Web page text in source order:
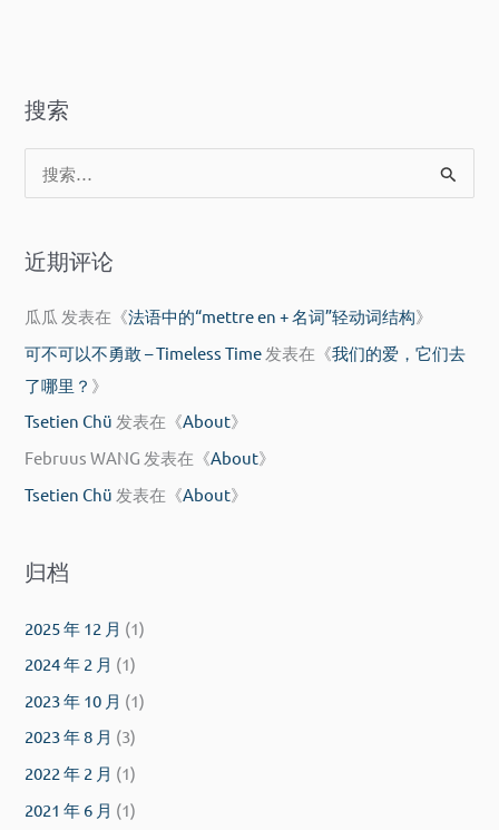
Me
搜索
索
近期评论
瓜瓜 发表在《法语中的“mettre en + 名词”轻动词结构》
可不可以不勇敢 – Timeless Time 发表在《我们的爱，它们去
了哪里？ 》
Tsetien Chü 发表在《About》
Februus WANG 发表在《About》
Tsetien Chü 发表在《About》
归档
2025 年 12 月 (1)
2024 年 2 月 (1)
2023 年 10 月 (1)
2023 年 8 月 (3)
2022 年 2 月 (1)
2021 年 6 月 (1)